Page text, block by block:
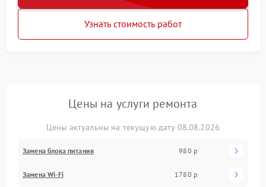
Узнать стоимость работ
Цены на услуги ремонта
Цены актуальны на текущую дату 08.08.2026
Замена блока питания 980 р
Замена Wi-Fi 1780 р